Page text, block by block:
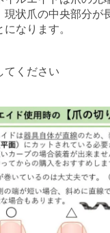
現状爪の中央部分が
なります。
てください